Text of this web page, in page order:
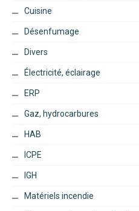
Cuisine
Désenfumage
Divers
Électricité, éclairage
ERP
Gaz, hydrocarbures
HAB
ICPE
IGH
Matériels incendie